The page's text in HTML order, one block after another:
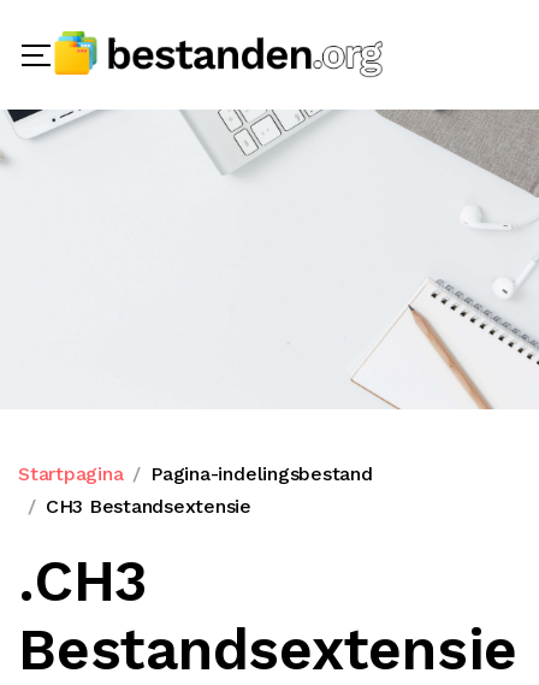
Startpagina
Pagina-indelingsbestand
CH3 Bestandsextensie
.CH3
Bestandsextensie